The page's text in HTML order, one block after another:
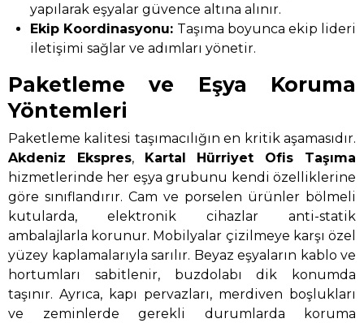
yapılarak eşyalar güvence altına alınır.
Ekip Koordinasyonu: Taşıma boyunca ekip lideri
iletişimi sağlar ve adımları yönetir.
Paketleme ve Eşya Koruma
Yöntemleri
Paketleme kalitesi taşımacılığın en kritik aşamasıdır.
Akdeniz Ekspres,
Kartal Hürriyet Ofis Taşıma
hizmetlerinde her eşya grubunu kendi özelliklerine
göre sınıflandırır. Cam ve porselen ürünler bölmeli
kutularda, elektronik cihazlar anti-statik
ambalajlarla korunur. Mobilyalar çizilmeye karşı özel
yüzey kaplamalarıyla sarılır. Beyaz eşyaların kablo ve
hortumları sabitlenir, buzdolabı dik konumda
taşınır. Ayrıca, kapı pervazları, merdiven boşlukları
ve zeminlerde gerekli durumlarda koruma